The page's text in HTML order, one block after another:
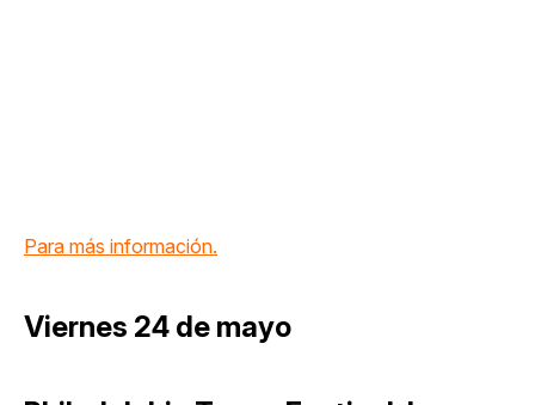
Para más información.
Viernes 24 de mayo